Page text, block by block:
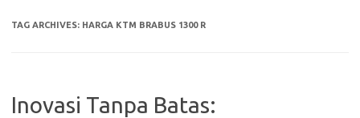
TAG ARCHIVES: HARGA KTM BRABUS 1300 R
Inovasi Tanpa Batas: